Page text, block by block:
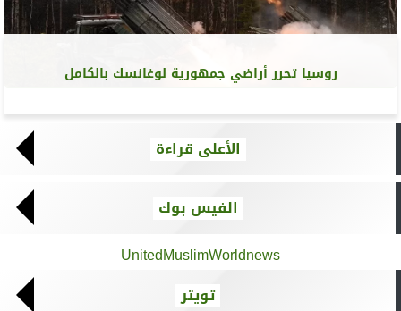
روسيا تحرر أراضي جمهورية لوغانسك بالكامل
الأعلى قراءة
الفيس بوك
UnitedMuslimWorldnews
تويتر